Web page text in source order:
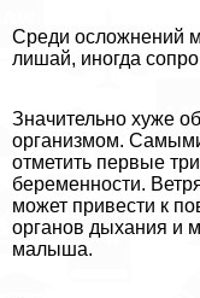
Среди осложнений
лишай, иногда
Значительно хуже
организмом.
отметить первые
беременности.
может привести к
органов дыхания и
малыша.